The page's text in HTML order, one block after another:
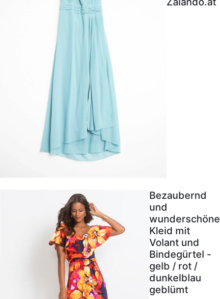
Bezaubernd
und
wunderschöne
Kleid mit
Volant und
Bindegürtel -
gelb / rot /
dunkelblau
geblümt